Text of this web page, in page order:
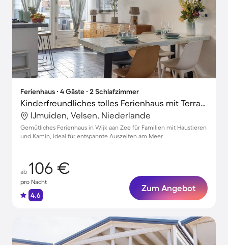
Ferienhaus ∙ 4 Gäste ∙ 2 Schlafzimmer
Kinderfreundliches tolles Ferienhaus mit Terrasse und Garten | Ideal für Homeoffice | Hunde erlaubt
IJmuiden, Velsen, Niederlande
Gemütliches Ferienhaus in Wijk aan Zee für Familien mit Haustieren
und Kamin, ideal für entspannte Auszeiten am Meer
ab 106 €
pro Nacht
4.6
Zum Angebot